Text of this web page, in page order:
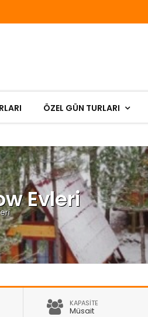
ÖZEL GÜN TURLARI
Evleri
KAPASİTE
Müsait